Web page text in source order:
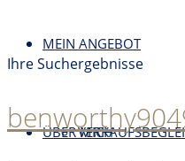
MEIN ANGEBOT
ÜBER MICH
Ihre Suchergebnisse